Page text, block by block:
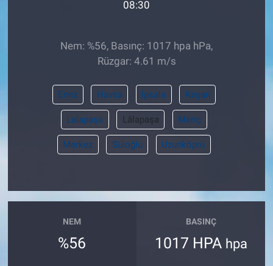
08:30
Nem: %56, Basınç: 1017 hpa hPa,
Rüzgar: 4.61 m/s
Enez Havsa İpsala Keşan
Lalapaşa Lâlapaşa Meriç
Merkez Süloğlu Uzunköprü
NEM
%56
BASINÇ
1017 HPA hpa
Şeker ve Şekerli Mamüller
Tohum